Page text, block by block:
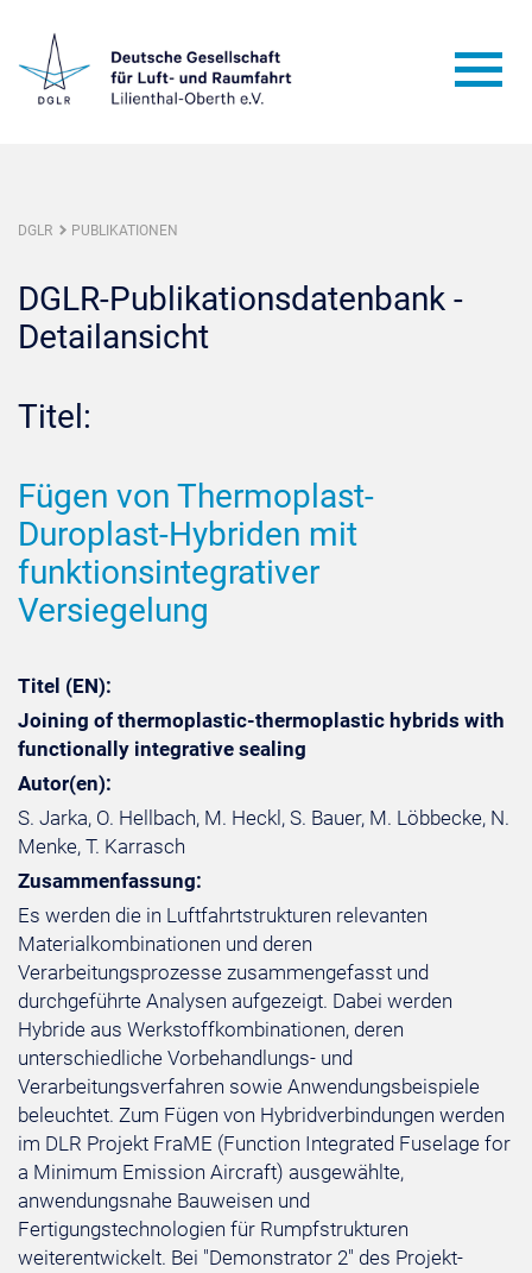
DGLR PUBLIKATIONEN
DGLR-Publikationsdatenbank -
Detailansicht
Titel:
Fügen von Thermoplast-
Duroplast-Hybriden mit
funktionsintegrativer
Versiegelung
Titel (EN):
Joining of thermoplastic-thermoplastic hybrids with
functionally integrative sealing
Autor(en):
S. Jarka, O. Hellbach, M. Heckl, S. Bauer, M. Löbbecke, N.
Menke, T. Karrasch
Zusammenfassung:
Es werden die in Luftfahrtstrukturen relevanten
Materialkombinationen und deren
Verarbeitungsprozesse zusammengefasst und
durchgeführte Analysen aufgezeigt. Dabei werden
Hybride aus Werkstoffkombinationen, deren
unterschiedliche Vorbehandlungs- und
Verarbeitungsverfahren sowie Anwendungsbeispiele
beleuchtet. Zum Fügen von Hybridverbindungen werden
im DLR Projekt FraME (Function Integrated Fuselage for
a Minimum Emission Aircraft) ausgewählte,
anwendungsnahe Bauweisen und
Fertigungstechnologien für Rumpfstrukturen
weiterentwickelt. Bei "Demonstrator 2" des Projekt-